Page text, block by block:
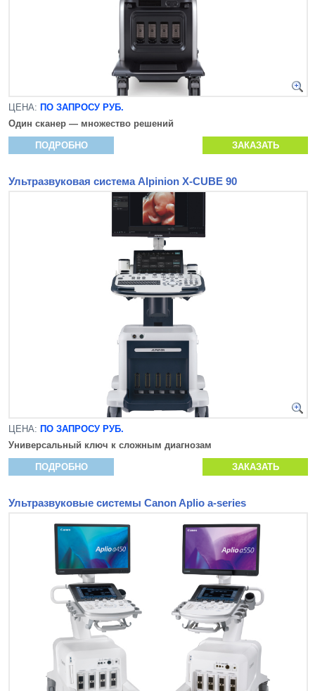
ЦЕНА: ПО ЗАПРОСУ РУБ.
Один сканер — множество решений
ПОДРОБНО ЗАКАЗАТЬ
Ультразвуковая система Alpinion X-CUBE 90
ЦЕНА: ПО ЗАПРОСУ РУБ.
Универсальный ключ к сложным диагнозам
ПОДРОБНО ЗАКАЗАТЬ
Ультразвуковые системы Canon Aplio a-series